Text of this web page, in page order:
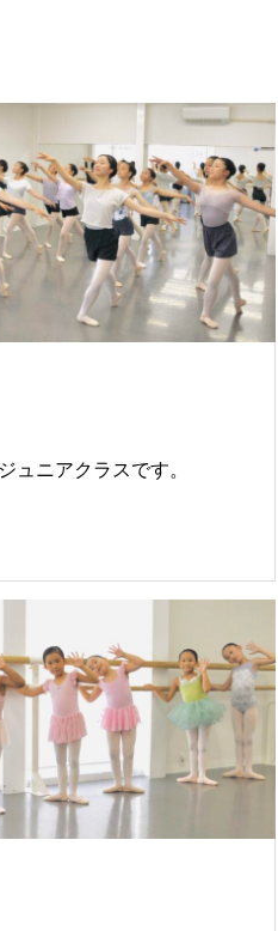
ュニアクラスです。